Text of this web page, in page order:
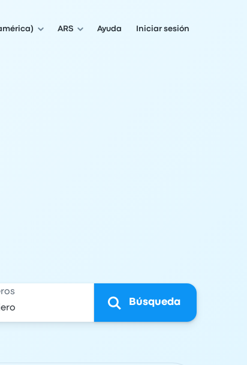
ARS Ayuda Iniciar sesión
Búsqueda